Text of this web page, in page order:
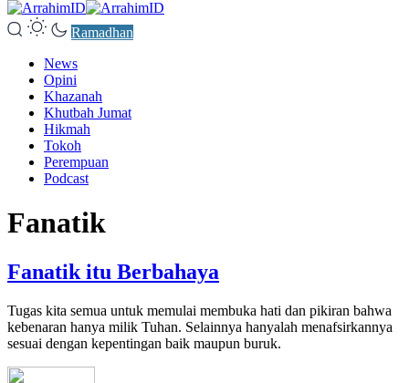
Ramadhan
News
Opini
Khazanah
Khutbah Jumat
Hikmah
Tokoh
Perempuan
Podcast
Fanatik
Fanatik itu Berbahaya
Tugas kita semua untuk memulai membuka hati dan pikiran bahwa
kebenaran hanya milik Tuhan. Selainnya hanyalah menafsirkannya
sesuai dengan kepentingan baik maupun buruk.